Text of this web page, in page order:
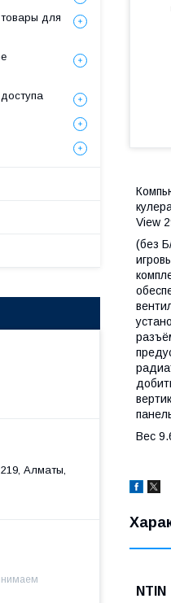
View
(без
Вес
NTIN
для
Алматы,